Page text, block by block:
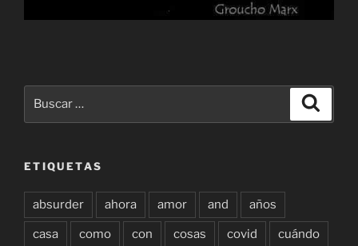
ETIQUETAS
absurder ahora amor and años
casa como con cosas covid cuándo